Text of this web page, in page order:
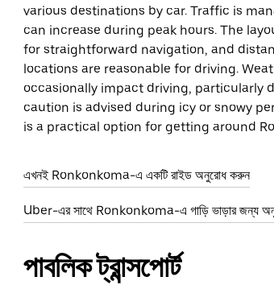
various destinations by car. Traffic is
can increase during peak hours. The
for straightforward navigation, and
locations are reasonable for driving.
occasionally impact driving, particularly
caution is advised during icy or snowy
is a practical option for getting around
এখনই Ronkonkoma-এ একটি রাইড অনুরোধ করুন
Uber-এর সাথে Ronkonkoma-এ গাড়ি ভাড়ার জন্য
পাবলিক ট্রান্সপোর্ট